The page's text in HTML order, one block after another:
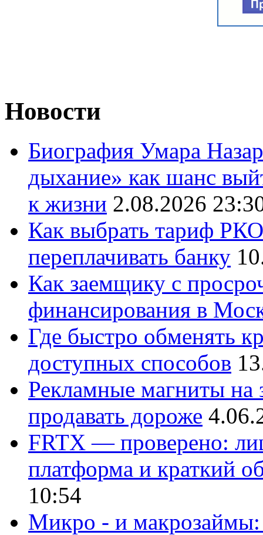
Новости
Биография Умара
дыхание» как шанс
к жизни 2.08.2026
Как выбрать тариф
переплачивать банку
Как заемщику с
финансирования в
Где быстро обменять
доступных способов
Рекламные магниты на
продавать дороже
FRTX — проверено:
платформа и краткий
10:54
Микро - и макрозаймы: